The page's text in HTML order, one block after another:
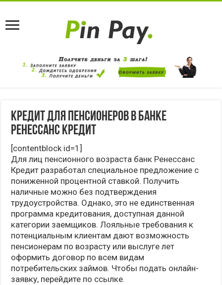
Кредит для пенсионеров в банке
Ренессанс Кредит
[contentblock id=1]
Для лиц пенсионного возраста банк Ренессанс
Кредит разработал специальное предложение с
пониженной процентной ставкой. Получить
наличные можно без подтверждения
трудоустройства. Однако, это не единственная
программа кредитования, доступная данной
категории заемщиков. Лояльные требования к
потенциальным клиентам дают возможность
пенсионерам по возрасту или выслуге лет
оформить договор по всем видам
потребительских займов. Чтобы подать онлайн-
заявку, перейдите по ссылке.